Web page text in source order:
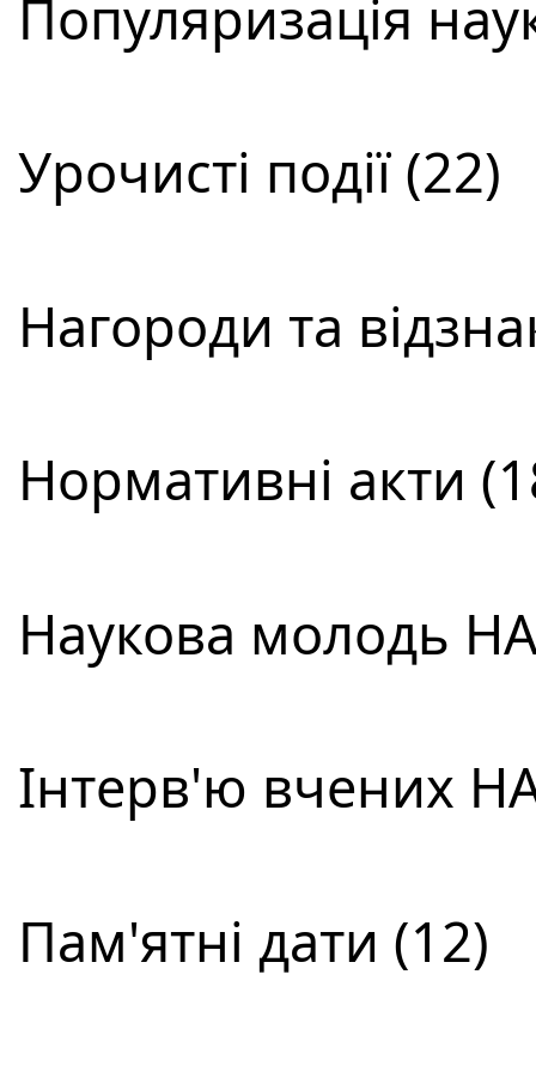
Популяризація
Урочисті події (22)
Нагороди та
Нормативні акти
Наукова молодь
Інтерв'ю вчених
Пам'ятні дати (12)